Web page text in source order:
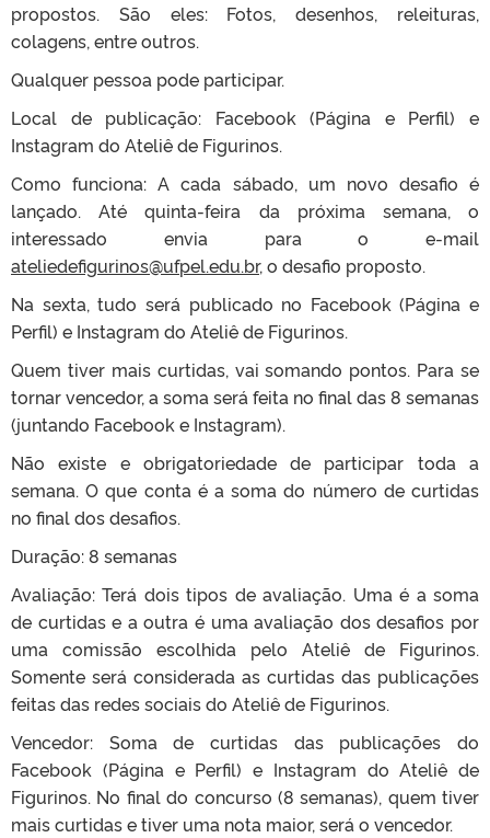
propostos. São eles: Fotos, desenhos, releituras,
colagens, entre outros.
Qualquer pessoa pode participar.
Local de publicação: Facebook (Página e Perfil) e
Instagram do Ateliê de Figurinos.
Como funciona: A cada sábado, um novo desafio é
lançado. Até quinta-feira da próxima semana, o
interessado envia para o e-mail
ateliedefigurinos@ufpel.edu.br, o desafio proposto.
Na sexta, tudo será publicado no Facebook (Página e
Perfil) e Instagram do Ateliê de Figurinos.
Quem tiver mais curtidas, vai somando pontos. Para se
tornar vencedor, a soma será feita no final das 8 semanas
(juntando Facebook e Instagram).
Não existe e obrigatoriedade de participar toda a
semana. O que conta é a soma do número de curtidas
no final dos desafios.
Duração: 8 semanas
Avaliação: Terá dois tipos de avaliação. Uma é a soma
de curtidas e a outra é uma avaliação dos desafios por
uma comissão escolhida pelo Ateliê de Figurinos.
Somente será considerada as curtidas das publicações
feitas das redes sociais do Ateliê de Figurinos.
Vencedor: Soma de curtidas das publicações do
Facebook (Página e Perfil) e Instagram do Ateliê de
Figurinos. No final do concurso (8 semanas), quem tiver
mais curtidas e tiver uma nota maior, será o vencedor.